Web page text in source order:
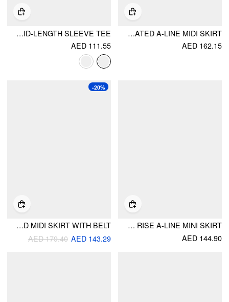
COTTON-BLEND MID RISE STRIPED PLEATED A-LINE MIDI SKIRT
AED 162.15
COTTON-BLEND STRIPED SAILOR COLLAR OFF-SHOULDER MID-LENGTH SLEEVE TEE
AED 111.55
COTTON BOWKNOT PLEATED HIGH RISE A-LINE MINI SKIRT
AED 144.90
-20%
100%COTTON HIGH RISE PLEATED MIDI SKIRT WITH BELT
AED 143.29
AED 179.40